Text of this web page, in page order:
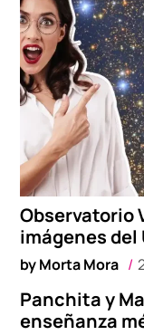
Observatorio
imágenes del
byMorta Mora
Panchita y
enseñanza